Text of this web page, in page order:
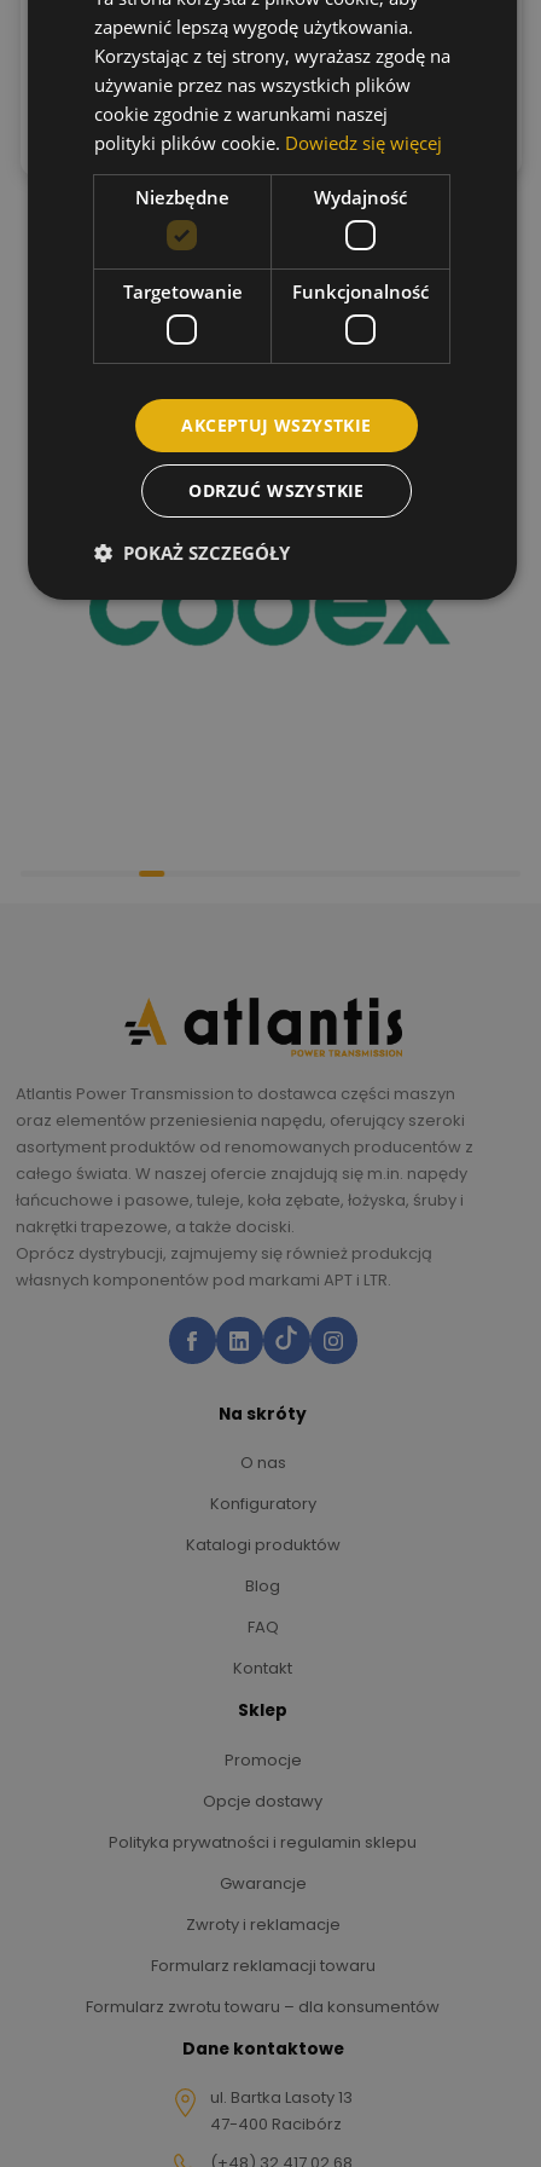
62.16zł (brutto)
Dowiedz
się więcej
30.79zł
Dowiedz
się więcej
Atlantis Power Transmission to dostawca części maszyn
oraz elementów przeniesienia napędu, oferujący szeroki
asortyment produktów od renomowanych producentów z
całego świata. W naszej ofercie znajdują się m.in. napędy
łańcuchowe i pasowe, tuleje, koła zębate, łożyska, śruby i
nakrętki trapezowe, a także dociski.
Oprócz dystrybucji, zajmujemy się również produkcją
własnych komponentów pod markami APT i LTR.
Na skróty
O nas
Konfiguratory
Katalogi produktów
Blog
FAQ
Kontakt
Sklep
Promocje
Opcje dostawy
Polityka prywatności i regulamin sklepu
Gwarancje
Zwroty i reklamacje
Formularz reklamacji towaru
Formularz zwrotu towaru – dla konsumentów
Dane kontaktowe
ul. Bartka Lasoty 13
47-400 Racibórz
zapewnić lepszą wygodę użytkowania.
Korzystając z tej strony, wyrażasz zgodę na
używanie przez nas wszystkich plików
cookie zgodnie z warunkami naszej
polityki plików cookie. Dowiedz się więcej
Niezbędne Wydajność
Targetowanie Funkcjonalność
AKCEPTUJ WSZYSTKIE
ODRZUĆ WSZYSTKIE
POKAŻ SZCZEGÓŁY